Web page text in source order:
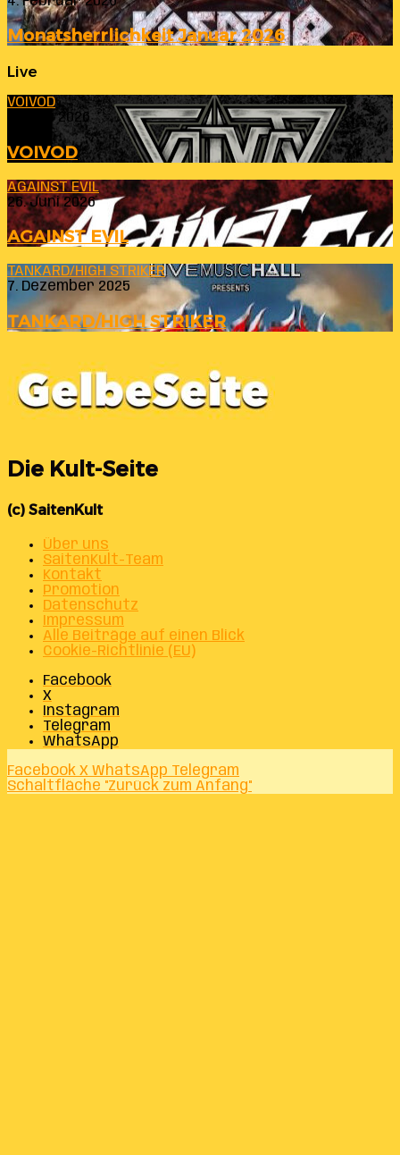
Monatsherrlichkeit Januar 2026
Live
VOIVOD
23. Juli 2026
VOIVOD
AGAINST EVIL
26. Juni 2026
AGAINST EVIL
TANKARD/HIGH STRIKER
7. Dezember 2025
TANKARD/HIGH STRIKER
Die Kult-Seite
(c) SaitenKult
Über uns
SaitenKult-Team
Kontakt
Promotion
Datenschutz
Impressum
Alle Beiträge auf einen Blick
Cookie-Richtlinie (EU)
Facebook
X
Instagram
Telegram
WhatsApp
Facebook X WhatsApp Telegram
Schaltfläche "Zurück zum Anfang"